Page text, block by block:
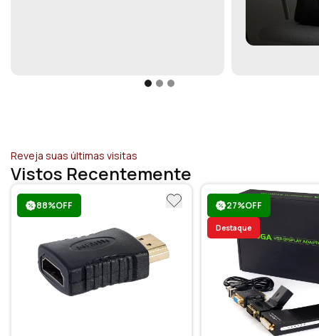
Reveja suas últimas visitas
Vistos Recentemente
88%OFF 27%OFF
Destaque